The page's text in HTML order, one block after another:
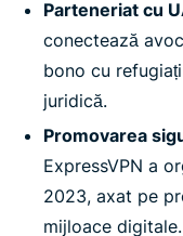
Parteneriat cu
conectează
bono cu
juridică.
Promovarea
ExpressVPN a
2023, axat pe
mijloace